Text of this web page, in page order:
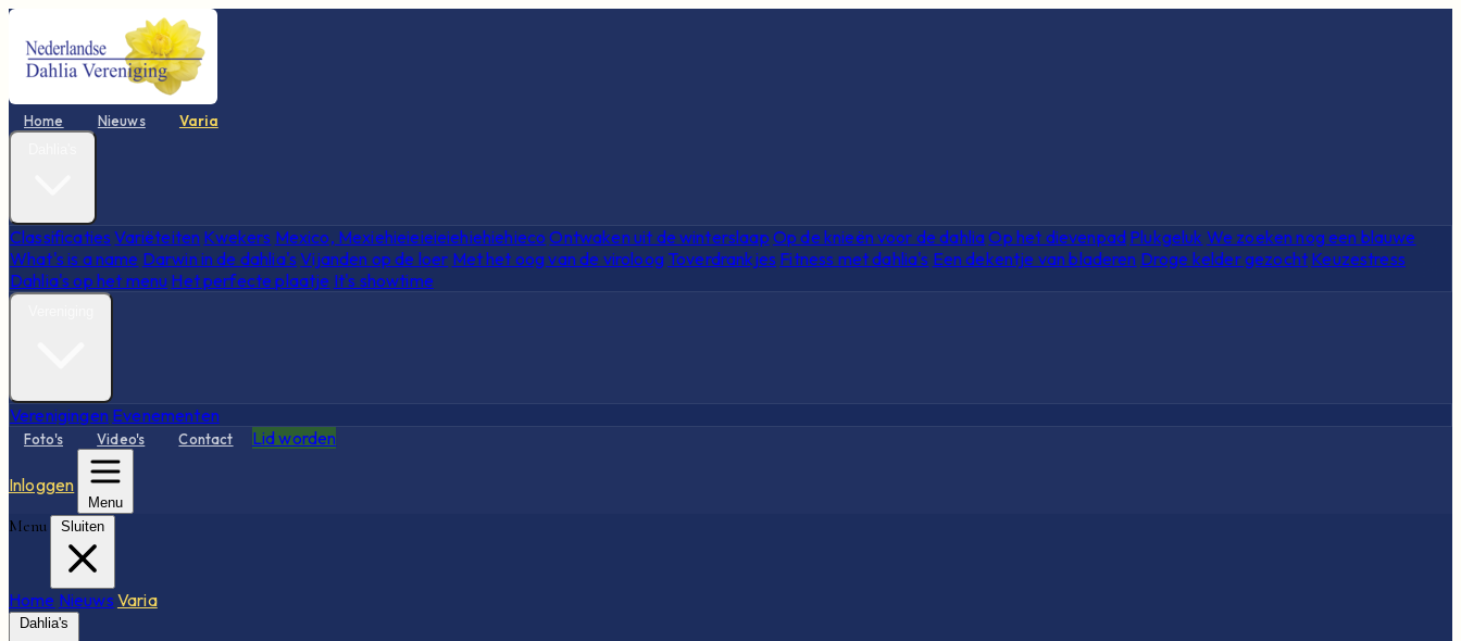
Home Nieuws Varia
Classificaties Variëteiten Kwekers Mexico, Mexiehieieieieiehiehiehieco Ontwaken uit de winterslaap Op de knieën voor de dahliaOp het dievenpad Plukgeluk We zoeken nog een blauwe
What's is a name Darwin in de dahlia's Vijanden op de loer Met het oog van de viroloog Toverdrankjes Fitness met dahlia's Een dekentje van bladeren Droge kelder gezocht Keuzestress
Dahlia's op het menu Het perfecte plaatje It's showtime
Verenigingen Evenementen
Foto's Video's Contact Lid worden
Inloggen
Menu
Menu Sluiten
Home Nieuws Varia
Dahlia's